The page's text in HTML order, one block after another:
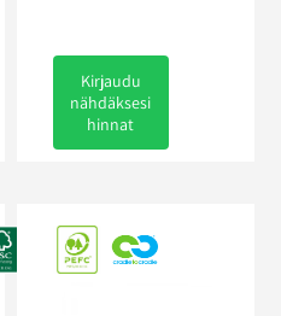
Kirjaudu
nähdäksesi
hinnat